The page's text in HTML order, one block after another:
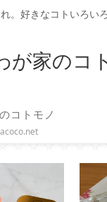
。好きなコトいろい
が家のコ
コトモノ